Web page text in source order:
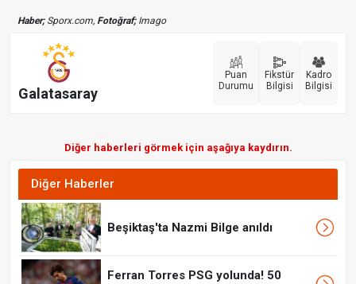
Haber;Sporx.com, Fotoğraf;Imago
Galatasaray
Puan
Durumu
Fikstür
Bilgisi
Kadro
Bilgisi
Diğer haberleri görmek için aşağıya kaydırın.
Diğer Haberler
Beşiktaş'ta Nazmi Bilge anıldı
Ferran Torres PSG yolunda! 50